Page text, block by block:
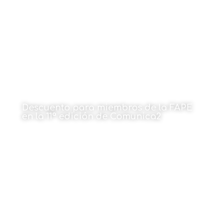
Descuento para miembros de la FAPE
en la 11ª edición de Comunica2